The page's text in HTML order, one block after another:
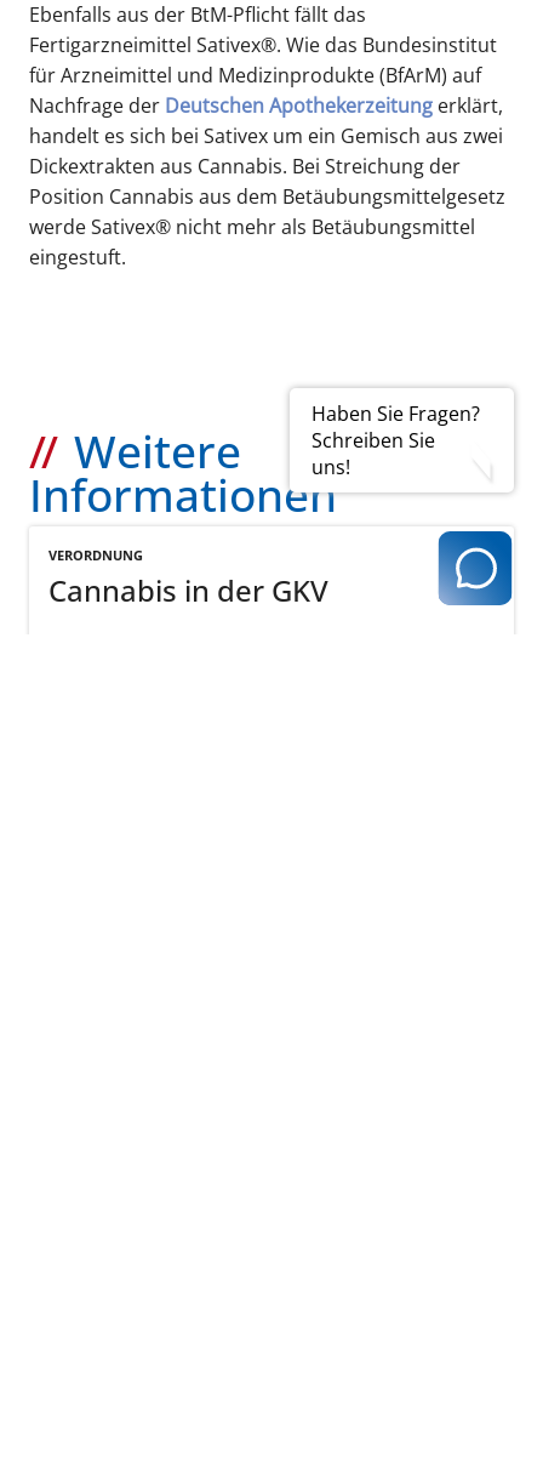
Haben Sie Fragen?
Schreiben Sie
uns!
Ebenfalls aus der BtM-Pflicht fällt das
Fertigarzneimittel Sativex®. Wie das Bundesinstitut
für Arzneimittel und Medizinprodukte (BfArM) auf
Nachfrage der Deutschen Apothekerzeitung erklärt,
handelt es sich bei Sativex um ein Gemisch aus zwei
Dickextrakten aus Cannabis. Bei Streichung der
Position Cannabis aus dem Betäubungsmittelgesetz
werde Sativex® nicht mehr als Betäubungsmittel
eingestuft.
Weitere
Informationen
VERORDNUNG
Cannabis in der GKV